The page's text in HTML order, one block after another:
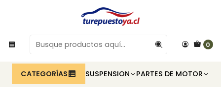
0
CATEGORÍAS SUSPENSION PARTES DE MOTOR